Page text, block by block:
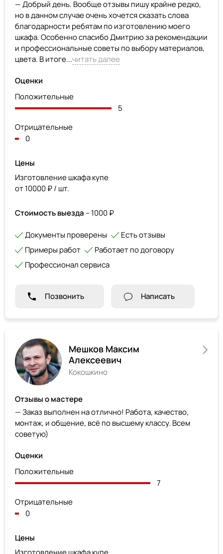
— Добрый день. Вообще отзывы пишу крайне редко,
но в данном случае очень хочется сказать слова
благодарности ребятам по изготовлению моего
шкафа. Особенно спасибо Дмитрию за рекомендации
и профессиональные советы по выбору материалов,
цвета. В итоге...читать далее
Оценки
Положительные
5
Отрицательные
0
Цены
Изготовление шкафа купе
от 10000 ₽ / шт.
Стоимость выезда – 1000 ₽
Документы проверены
Есть отзывы
Примеры работ
Работает по договору
Профессионал сервиса
Позвонить Написать
Мешков Максим
Алексеевич
Кокошкино
Отзывы о мастере
— Заказ выполнен на отлично! Работа, качество,
монтаж, и общение, всё по высшему классу. Всем
советую)
Оценки
Положительные
7
Отрицательные
0
Цены